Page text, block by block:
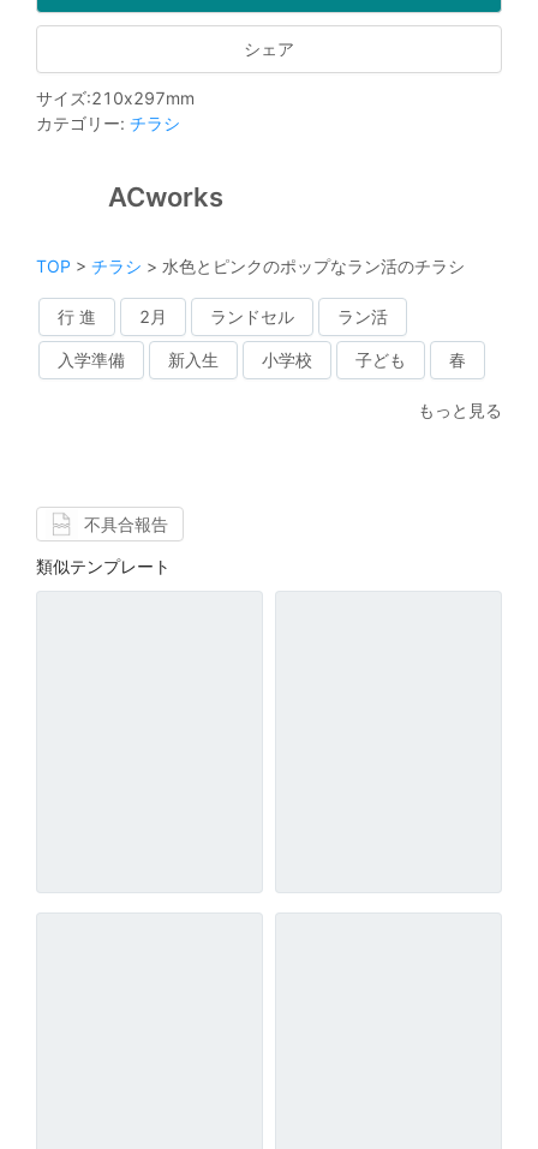
シェア
サイズ:210x297mm
カテゴリー: チラシ
ACworks
TOP > チラシ > 水色とピンクのポップなラン活のチラシ
行 進 2月 ランドセル ラン活
入学準備 新入生 小学校 子ども 春
もっと見る
不具合報告
類似テンプレート